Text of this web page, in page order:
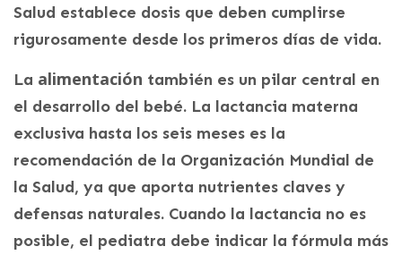
Salud establece dosis que deben cumplirse
rigurosamente desde los primeros días de vida.
La alimentación también es un pilar central en
el desarrollo del bebé. La lactancia materna
exclusiva hasta los seis meses es la
recomendación de la Organización Mundial de
la Salud, ya que aporta nutrientes claves y
defensas naturales. Cuando la lactancia no es
posible, el pediatra debe indicar la fórmula más